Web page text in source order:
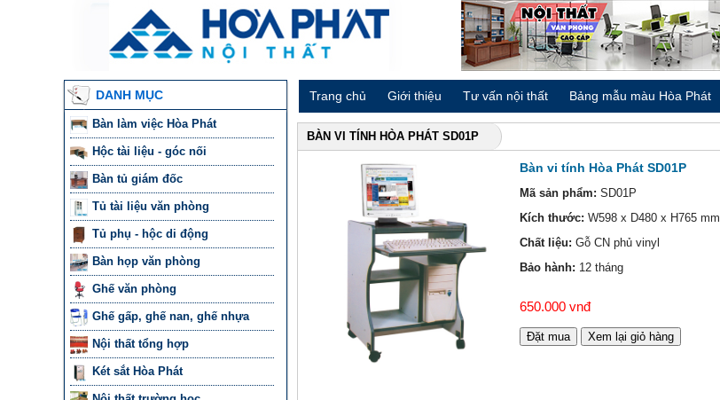
DANH MỤC
Bàn làm việc Hòa Phát
Hộc tài liệu - góc nối
Bàn tủ giám đốc
Tủ tài liệu văn phòng
Tủ phụ - hộc di động
Bàn họp văn phòng
Ghế văn phòng
Ghế gấp, ghế nan, ghế nhựa
Nội thất tổng hợp
Két sắt Hòa Phát
Trang chủ Giới thiệu Tư vấn nội thất Bảng mẫu màu Hòa Phát
BÀN VI TÍNH HÒA PHÁT SD01P
Bàn vi tính Hòa Phát SD01P
Mã sản phẩm: SD01P
Kích thước: W598 x D480 x H765 mm
Chất liệu: Gỗ CN phủ vinyl
Bảo hành: 12 tháng
650.000 vnđ